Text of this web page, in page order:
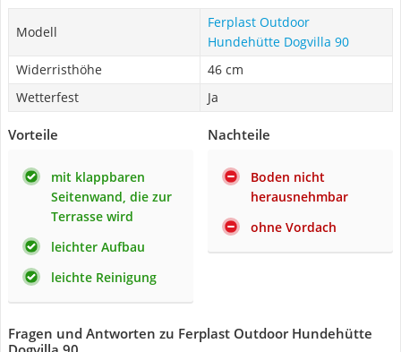
Modell
Ferplast Outdoor
Hundehütte Dogvilla 90
Widerristhöhe
46 cm
Wetterfest
Ja
Vorteile
mit klappbaren
Seitenwand, die zur
Terrasse wird
leichter Aufbau
leichte Reinigung
Nachteile
Boden nicht
herausnehmbar
ohne Vordach
Fragen und Antworten zu Ferplast Outdoor Hundehütte